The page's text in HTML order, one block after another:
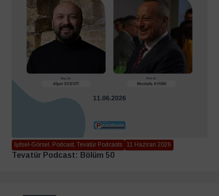
İşitsel-Görsel, Podcast, Tevatür Podcasts 11 Haziran 2026
Tevatür Podcast: Bölüm 50